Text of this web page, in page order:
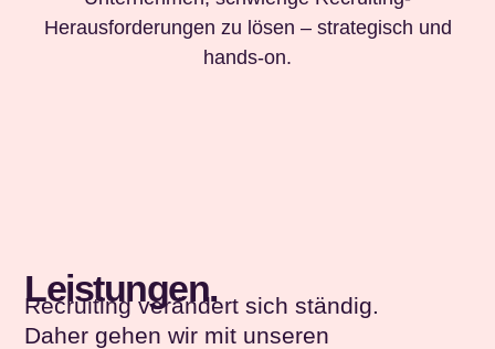
Herausforderungen zu lösen – strategisch und
hands-on.
Leistungen.
Recruiting verändert sich ständig.
Daher gehen wir mit unseren